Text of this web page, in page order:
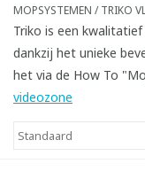
Blog
MOPSYSTEMEN /TRIKO
Triko is een
dankzij het unieke
het via de How To
videozone